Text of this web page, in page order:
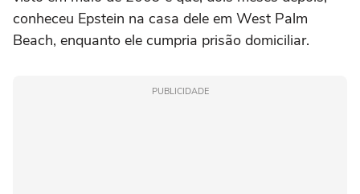
conheceu Epstein na casa dele em West Palm
Beach, enquanto ele cumpria prisão domiciliar.
PUBLICIDADE